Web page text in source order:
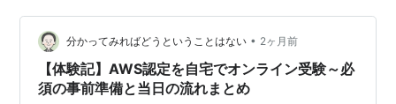
すが、全体感を把握する上で有用だと思います。 古い情
報については、今はどうなっているかを考えたり調べる
とより良かったです。 Amaz…
分かってみればどうということはない • 2ヶ月前
【体験記】AWS認定を自宅でオンライン受験～必
須の事前準備と当日の流れまとめ